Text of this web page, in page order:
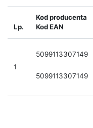
Lp.
Kod producenta
Kod EAN
1
5099113307149
5099113307149